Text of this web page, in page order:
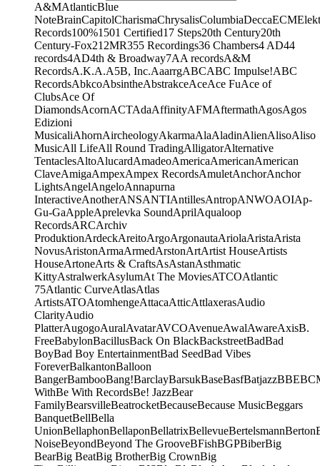
A&MAtlanticBlue
NoteBrainCapitolCharismaChrysalisColumbiaDeccaECM
Records100%1501 Certified17 Steps20th Century20th
Century-Fox21 2MR355 Recordings36 Chambers4 AD44
records4AD4th & Broadway7AA recordsA&M
RecordsA.K.A.A5B, Inc.AaarrgABCABC Impulse!ABC
RecordsAbkcoAbsintheAbstrakceAceAce FuAce of
ClubsAce Of
DiamondsAcornACTAdaAffinityAFMAftermathAgosAgos
Edizioni
MusicaliAhornAircheologyAkarmaAlaAladinAlienAlisoAliso
MusicAll LifeAll Round TradingAlligatorAlternative
TentaclesAltoAlucardAmadeoAmericaAmericanAmerican
ClaveAmigaAmpexAmpex RecordsAmuletAnchorAnchor
LightsAngelAngeloAnnapurna
InteractiveAnotherANSANTIAntillesAntropANWOAOIAp-
Gu-GaAppleAprelevka SoundAprilAqualoop
RecordsARCArchiv
ProduktionArdeckAreitoArgoArgonautaAriolaAristaArista
NovusAristonArmaArmedArstonArtArtist HouseArtists
HouseArtoneArts & CraftsAsAstanAsthmatic
KittyAstralwerkAsylumAt The MoviesATCOAtlantic
75Atlantic CurveAtlasAtlas
ArtistsATOAtomhengeAttacaAtticAttlaxerasAudio
ClarityAudio
PlatterAugogoAuralAvatarAVCOAvenueAwalAwareAxisB.
FreeBabylonBacillusBack On BlackBackstreetBadBad
BoyBad Boy EntertainmentBad SeedBad Vibes
ForeverBalkantonBalloon
BangerBambooBang!BarclayBarsukBaseBasfBatjazzBBE
WithBe With RecordsBe! JazzBear
FamilyBearsvilleBeatrocketBecauseBecause MusicBeggars
BanquetBellBella
UnionBellaphonBellaponBellatrixBellevueBertelsmannBerton
NoiseBeyondBeyond The GrooveBFishBGPBiberBig
BearBig BeatBig BrotherBig CrownBig